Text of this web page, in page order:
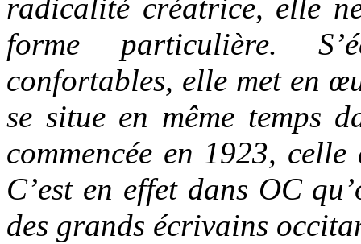
radicalité créatrice, elle
forme particulière.
confortables, elle met en
se situe en même temps
commencée en 1923,
C’est en effet dans OC
des grands écrivains